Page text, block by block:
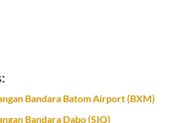
Bandara Batom Airport (BXM)
Bandara Dabo (SIQ)